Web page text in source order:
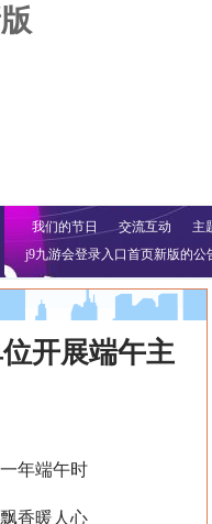
我们的节日 交流互动
主
j9九游会登录入口首页新版的公
开展端午主
年端午时
香暖人心